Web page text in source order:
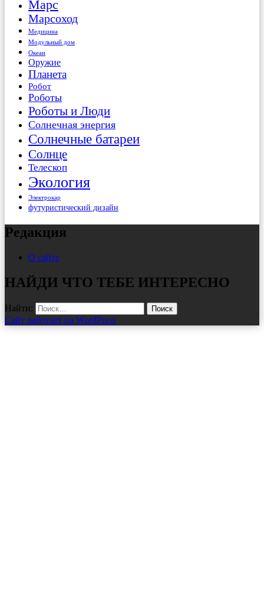
Марс
Марсоход
Медицина
Модульный дом
Океан
Оружие
Планета
Робот
Роботы
Роботы и Люди
Солнечная энергия
Солнечные батареи
Солнце
Телескоп
Экология
Электрокар
футуристический дизайн
Редакция
О сайте
НАЙДИ ЧТО ТЕБЕ ИНТЕРЕСНО
Найти:
Сайт работает на WordPress